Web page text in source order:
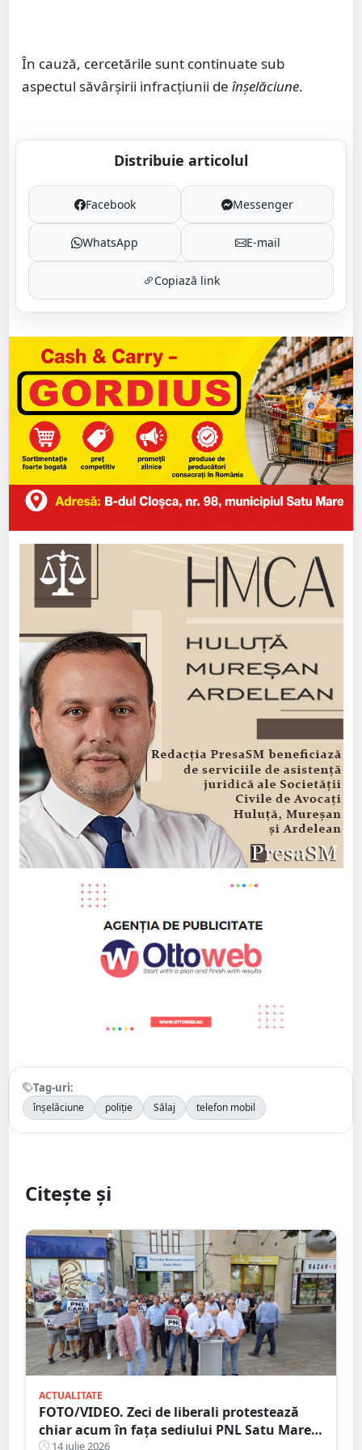
În cauză, cercetările sunt continuate sub
aspectul săvârșirii infracțiunii de înșelăciune.
Distribuie articolul
Facebook Messenger
WhatsApp E-mail
Copiază link
Tag-uri:
înșelăciune poliție Sălaj telefon mobil
Citește și
ACTUALITATE
FOTO/VIDEO. Zeci de liberali protestează
chiar acum în fața sediului PNL Satu Mare.
14 iulie 2026